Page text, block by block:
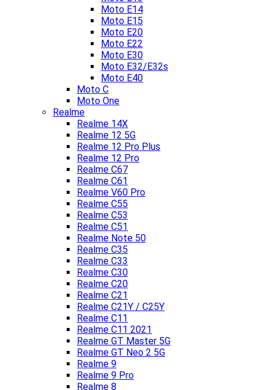
Moto E14
Moto E15
Moto E20
Moto E22
Moto E30
Moto E32/E32s
Moto E40
Moto C
Moto One
Realme
Realme 14X
Realme 12 5G
Realme 12 Pro Plus
Realme 12 Pro
Realme C67
Realme C61
Realme V60 Pro
Realme C55
Realme C53
Realme C51
Realme Note 50
Realme C35
Realme C33
Realme C30
Realme C20
Realme C21
Realme C21Y / C25Y
Realme C11
Realme C11 2021
Realme GT Master 5G
Realme GT Neo 2 5G
Realme 9
Realme 9 Pro
Realme 8